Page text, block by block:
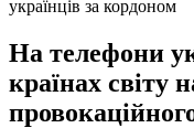
українців за кордоном
На телефони
країнах світу